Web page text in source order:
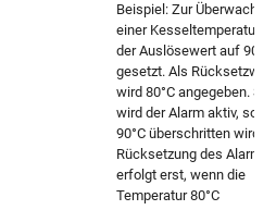
Beispiel: Zur
einer Kesseltemperatur
der Auslösewert auf 90°C
gesetzt. Als Rücksetzwert
wird 80°C angegeben.
wird der Alarm aktiv,
90°C überschritten wird.
Rücksetzung des Alarms
erfolgt erst, wenn die
Temperatur 80°C